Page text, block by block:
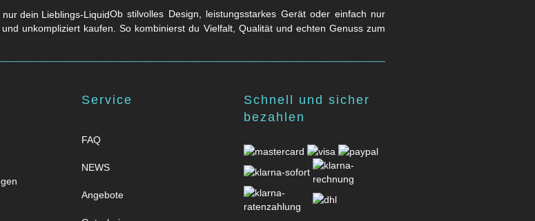
Ob stilvolles Design, leistungsstarkes Gerät oder einfach nur
unkompliziert kaufen. So kombinierst du Vielfalt, Qualität und echten Genuss zum
Service
FAQ
NEWS
Angebote
Schnell und sicher
bezahlen